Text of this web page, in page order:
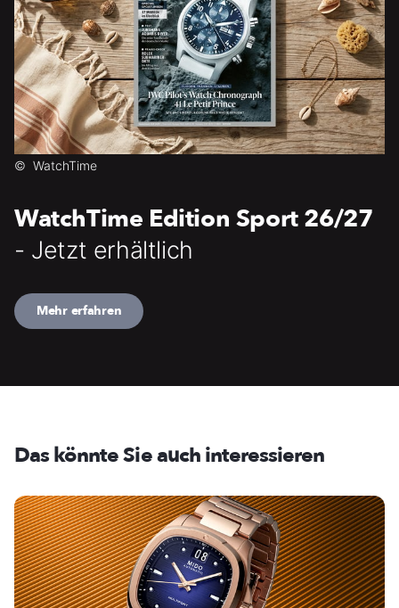
© WatchTime
WatchTime Edition Sport 26/27
- Jetzt erhältlich
Mehr erfahren
Das könnte Sie auch interessieren